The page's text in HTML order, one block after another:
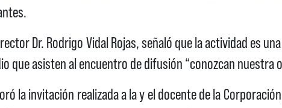
Dr. Rodrigo Vidal Rojas, señaló que la actividad es
que asisten al encuentro de difusión “conozcan nuestra
la invitación realizada a la y el docente de la